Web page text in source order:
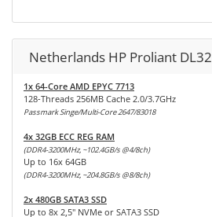
Netherlands HP Proliant
1x 64-Core AMD EPYC 7713
128-Threads 256MB Cache 2.0/3.7GHz
Passmark Singe/Multi-Core 2647/83018
4x 32GB ECC REG RAM
(DDR4-3200MHz, ~102.4GB/s @4/8ch)
Up to 16x 64GB
(DDR4-3200MHz, ~204.8GB/s @8/8ch)
2x 480GB SATA3 SSD
Up to 8x 2,5" NVMe or SATA3 SSD